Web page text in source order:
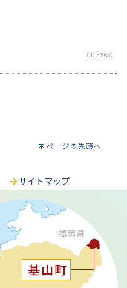
（ID:5365）
ページの先頭へ
サイトマップ